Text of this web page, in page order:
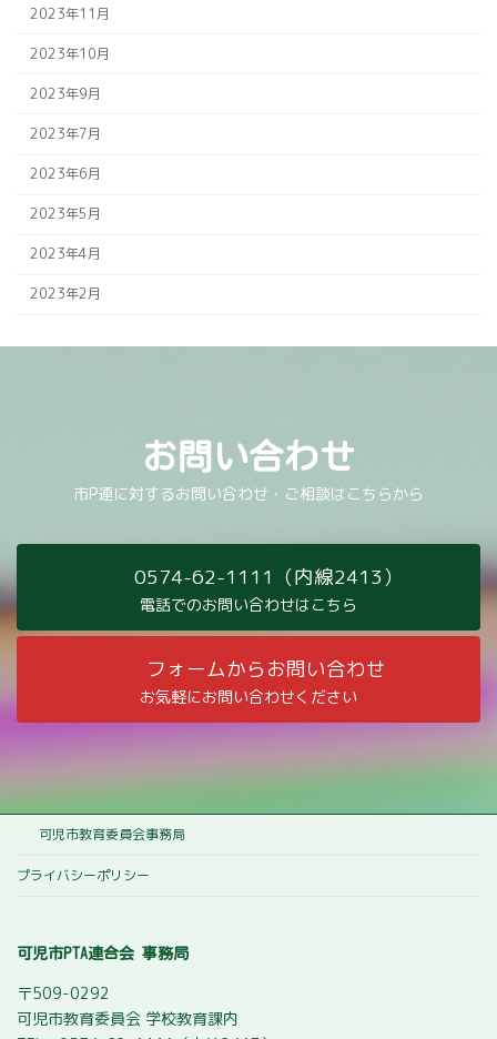
2023年11月
2023年10月
2023年9月
2023年7月
2023年6月
2023年5月
2023年4月
2023年2月
お問い合わせ
市P連に対するお問い合わせ・ご相談はこちらから
0574-62-1111（内線2413）
電話でのお問い合わせはこちら
フォームからお問い合わせ
お気軽にお問い合わせください
可児市教育委員会事務局
プライバシーポリシー
可児市PTA連合会 事務局
〒509-0292
可児市教育委員会 学校教育課内